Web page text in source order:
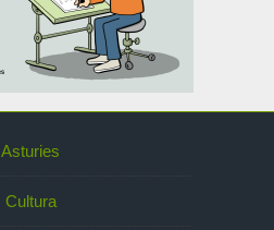
Asturies
Cultura